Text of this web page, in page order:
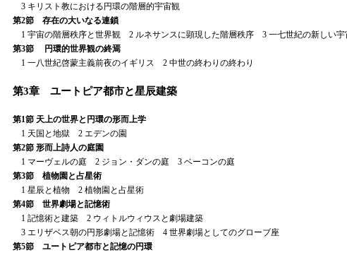
3 キリスト教における円環の階層的宇宙観
第2節 存在の大いなる連鎖
1 宇宙の階層秩序と世界観 2 ルネサンスに顕現した階層秩序 3 一七世紀の新しい宇
第3節 円環的世界観の終焉
1 一八世紀啓蒙主義前夜のイギリス 2 中世の終わりの終わり
第3章 ユートピア都市と星辰建築
第1節 天上の世界と円環の形而上学
1 天国と地獄 2 エデンの園
第2節 形而上詩人の庭園
1 マーヴェルの庭 2 ジョン・ダンの庭 3 ベーコンの庭
第3節 植物園と占星術
1 星辰と植物 2 植物園と占星術
第4節 世界劇場と記憶術
1 記憶術と建築 2 ウィトルウィウスと劇場建築
3 エリザベス朝の円形劇場と記憶術 4 世界劇場としてのグローブ座
第5節 ユートピア都市と記憶の円環